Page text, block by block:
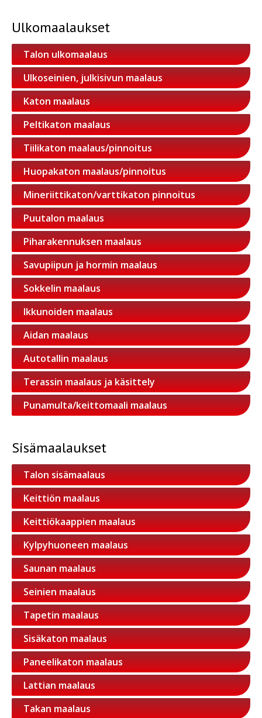
Ulkomaalaukset
Talon ulkomaalaus
Ulkoseinien, julkisivun maalaus
Katon maalaus
Peltikaton maalaus
Tiilikaton maalaus/pinnoitus
Huopakaton maalaus/pinnoitus
Mineriittikaton/varttikaton pinnoitus
Puutalon maalaus
Piharakennuksen maalaus
Savupiipun ja hormin maalaus
Sokkelin maalaus
Ikkunoiden maalaus
Aidan maalaus
Autotallin maalaus
Terassin maalaus ja käsittely
Punamulta/keittomaali maalaus
Sisämaalaukset
Talon sisämaalaus
Keittiön maalaus
Keittiökaappien maalaus
Kylpyhuoneen maalaus
Saunan maalaus
Seinien maalaus
Tapetin maalaus
Sisäkaton maalaus
Paneelikaton maalaus
Lattian maalaus
Takan maalaus